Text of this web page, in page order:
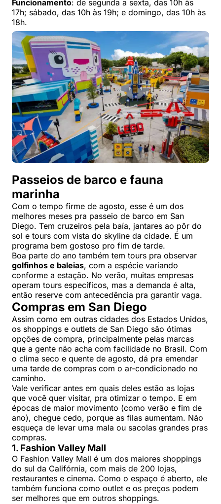
Funcionamento: de segunda a sexta, das 10h às
17h; sábado, das 10h às 19h; e domingo, das 10h às
18h.
Passeios de barco e fauna
marinha
Com o tempo firme de agosto, esse é um dos
melhores meses pra passeio de barco em San
Diego. Tem cruzeiros pela baía, jantares ao pôr do
sol e tours com vista do skyline da cidade. É um
programa bem gostoso pro fim de tarde.
Boa parte do ano também tem tours pra observar
golfinhos e baleias, com a espécie variando
conforme a estação. No verão, muitas empresas
operam tours específicos, mas a demanda é alta,
então reserve com antecedência pra garantir vaga.
Compras em San Diego
Assim como em outras cidades dos Estados Unidos,
os shoppings e outlets de San Diego são ótimas
opções de compra, principalmente pelas marcas
que a gente não acha com facilidade no Brasil. Com
o clima seco e quente de agosto, dá pra emendar
uma tarde de compras com o ar-condicionado no
caminho.
Vale verificar antes em quais deles estão as lojas
que você quer visitar, pra otimizar o tempo. E em
épocas de maior movimento (como verão e fim de
ano), chegue cedo, porque as filas aumentam. Não
esqueça de levar uma mala ou sacolas grandes pras
compras.
1. Fashion Valley Mall
O Fashion Valley Mall é um dos maiores shoppings
do sul da Califórnia, com mais de 200 lojas,
restaurantes e cinema. Como o espaço é aberto, ele
também funciona como outlet e os preços podem
ser melhores que em outros shoppings.